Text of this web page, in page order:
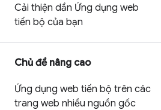
Cải thiện dần Ứng dụng web
tiến bộ của bạn
Chủ đề nâng cao
Ứng dụng web tiến bộ trên các
trang web nhiều nguồn gốc